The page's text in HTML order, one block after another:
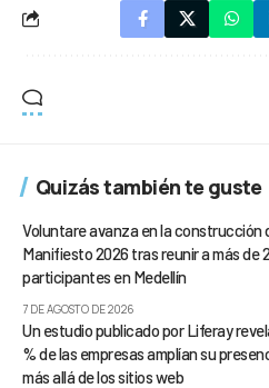
Quizás también te guste
Voluntare avanza en la construcción
Manifiesto 2026 tras reunir a más de
participantes en Medellín
7 DE AGOSTO DE 2026
Un estudio publicado por Liferay
% de las empresas amplían su
más allá de los sitios web